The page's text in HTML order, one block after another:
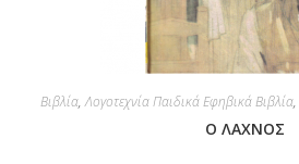
Βιβλία,Λογοτεχνία Παιδικά Εφηβικά Βιβλία,
Ο ΛΑΧΝΟΣ